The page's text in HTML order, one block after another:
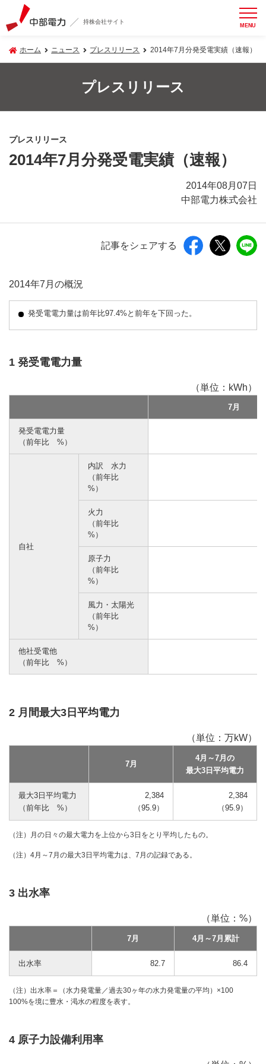
持株会社サイト MENU
ホーム ニュース プレスリリース 2014年7月分発受電実績（速報）
プレスリリース
プレスリリース
2014年7月分発受電実績（速報）
2014年08月07日
中部電力株式会社
記事をシェアする
2014年7月の概況
発受電電力量は前年比97.4%と前年を下回った。
1 発受電電力量
（単位：kWh）
7月
発受電電力量
（前年比 %）
自社
内訳 水力
（前年比
%）
火力
（前年比
%）
原子力
（前年比
%）
風力・太陽光
（前年比
%）
他社受電他
（前年比 %）
2 月間最大3日平均電力
（単位：万kW）
7月
4月～7月の
最大3日平均電力
最大3日平均電力
（前年比 %）
2,384
（95.9）
2,384
（95.9）
（注）月の日々の最大電力を上位から3日をとり平均したもの。
（注）4月～7月の最大3日平均電力は、7月の記録である。
3 出水率
（単位：%）
7月 4月～7月累計
出水率 82.7 86.4
（注）出水率＝（水力発電量／過去30ヶ年の水力発電量の平均）×100
100%を境に豊水・渇水の程度を表す。
4 原子力設備利用率